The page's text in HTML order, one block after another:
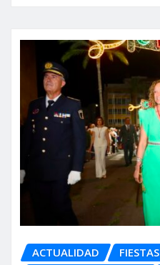
ACTUALIDAD
FIESTAS